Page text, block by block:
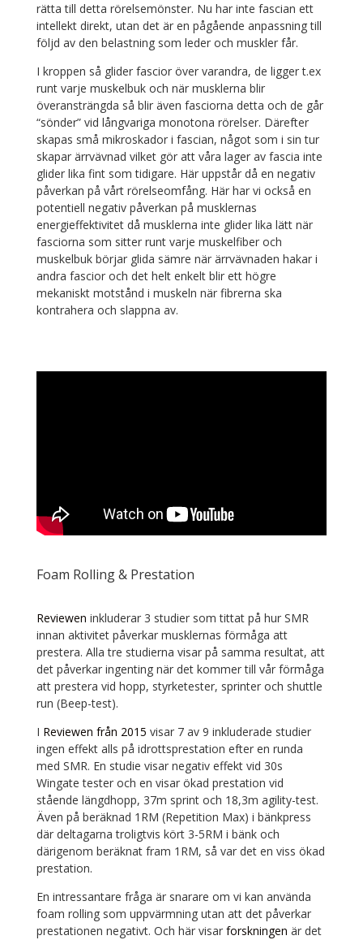
rätta till detta rörelsemönster. Nu har inte fascian ett
intellekt direkt, utan det är en pågående anpassning till
följd av den belastning som leder och muskler får.
I kroppen så glider fascior över varandra, de ligger t.ex
runt varje muskelbuk och när musklerna blir
överansträngda så blir även fasciorna detta och de går
“sönder” vid långvariga monotona rörelser. Därefter
skapas små mikroskador i fascian, något som i sin tur
skapar ärrvävnad vilket gör att våra lager av fascia inte
glider lika fint som tidigare. Här uppstår då en negativ
påverkan på vårt rörelseomfång. Här har vi också en
potentiell negativ påverkan på musklernas
energieffektivitet då musklerna inte glider lika lätt när
fasciorna som sitter runt varje muskelfiber och
muskelbuk börjar glida sämre när ärrvävnaden hakar i
andra fascior och det helt enkelt blir ett högre
mekaniskt motstånd i muskeln när fibrerna ska
kontrahera och slappna av.
Foam Rolling & Prestation
Reviewen inkluderar 3 studier som tittat på hur SMR
innan aktivitet påverkar musklernas förmåga att
prestera. Alla tre studierna visar på samma resultat, att
det påverkar ingenting när det kommer till vår förmåga
att prestera vid hopp, styrketester, sprinter och shuttle
run (Beep-test).
I Reviewen från 2015 visar 7 av 9 inkluderade studier
ingen effekt alls på idrottsprestation efter en runda
med SMR. En studie visar negativ effekt vid 30s
Wingate tester och en visar ökad prestation vid
stående längdhopp, 37m sprint och 18,3m agility-test.
Även på beräknad 1RM (Repetition Max) i bänkpress
där deltagarna troligtvis kört 3-5RM i bänk och
därigenom beräknat fram 1RM, så var det en viss ökad
prestation.
En intressantare fråga är snarare om vi kan använda
foam rolling som uppvärmning utan att det påverkar
prestationen negativt. Och här visar forskningen är det